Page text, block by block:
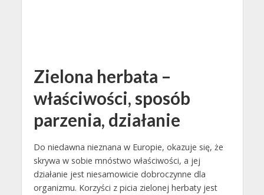
Zielona herbata –
właściwości, sposób
parzenia, działanie
Do niedawna nieznana w Europie, okazuje się, że
skrywa w sobie mnóstwo właściwości, a jej
działanie jest niesamowicie dobroczynne dla
organizmu. Korzyści z picia zielonej herbaty jest